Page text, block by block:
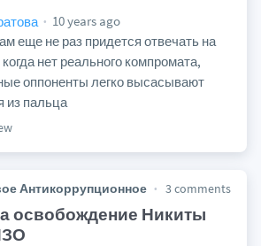
10 years ago
еще не раз придется отвечать на
нет реального компромата,
оппоненты легко высасывают
из пальца
Антикоррупционное 3 comments
освобождение Никиты